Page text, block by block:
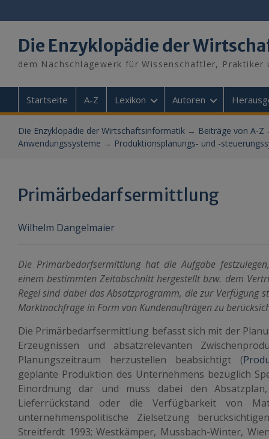
to
Die Enzyklopädie der
dem Nachschlagewerk für Wissenschaftler, Praktiker
Startseite A-Z Lexikon Autoren
Die Enzyklopädie der Wirtschaftsinformatik→ Beiträge von A-Z
Anwendungssysteme → Produktionsplanungs- und -
Primärbedarfsermittlung
Wilhelm Dangelmaier
Die Primärbedarfsermittlung hat die Aufgabe
einem bestimmten Zeitabschnitt hergestellt bzw. dem
Regel sind dabei das Absatzprogramm, die zur Verfügung
Marktnachfrage in Form von Kundenaufträgen zu
Die Primärbedarfsermittlung befasst sich mit der
Erzeugnissen und absatzrelevanten
Planungszeitraum herzustellen beabsichtigt (
geplante Produktion des Unternehmens bezüglich
Einordnung dar und muss dabei den
Lieferrückstand oder die Verfügbarkeit von
unternehmenspolitische Zielsetzung
Streitferdt 1993; Westkämper, Mussbach-Winter,